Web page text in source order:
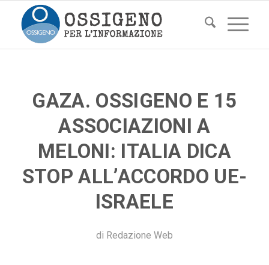
GAZA. OSSIGENO E 15
ASSOCIAZIONI A
MELONI: ITALIA DICA
STOP ALL’ACCORDO UE-
ISRAELE
di Redazione Web